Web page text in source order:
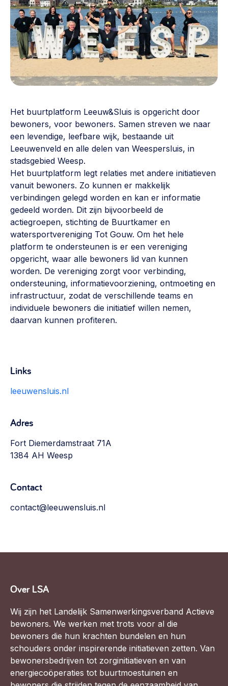
Vrijwilligers en medewerkers
Werving, contracten en vergoedingen, betaalde krachten
>
Eigen gebouw
Huren of kopen, maatschappelijk vastgoed,
ontmoetingsplekken >
Bewonersbedrijf starten, ondernemingsplan maken >
Buurtbewoners verbinden
Community building en ABCD, welkomstcultuur >
Zorgzame gemeenschappen
Betrokken buurten, contact stimuleren, netwerken
uitbreiden >
Wijkaanpak
Werken aan de wijk, ABCD, WijkWijzer >
Weerbare gemeenschappen
Voorbereiden op crisis, noodsteunpunten,
ontmoetingsplekken >
Buurtenergie
Energiecollectieven, buurt vergroenen, SDG >
Lobbyen, invloed uitoefenen, maatschappelijke impact >
Omgevingswet en gebiedsontwikkeling
gebiedsontwikkeling>
Opinie
Bijeenkomsten
Team
Lid worden
030 231 7511
info@lsabewoners.nl
Het buurtplatform Leeuw&Sluis is opgericht door
bewoners, voor bewoners. Samen streven we naar
een levendige, leefbare wijk, bestaande uit
Leeuwenveld en alle delen van Weespersluis, in
stadsgebied Weesp.
Het buurtplatform legt relaties met andere initiatieven
vanuit bewoners. Zo kunnen er makkelijk
verbindingen gelegd worden en kan er informatie
gedeeld worden. Dit zijn bijvoorbeeld de
actiegroepen, stichting de Buurtkamer en
watersportvereniging Tot Gouw. Om het hele
platform te ondersteunen is er een vereniging
opgericht, waar alle bewoners lid van kunnen
worden. De vereniging zorgt voor verbinding,
ondersteuning, informatievoorziening, ontmoeting en
infrastructuur, zodat de verschillende teams en
individuele bewoners die initiatief willen nemen,
daarvan kunnen profiteren.
Links
leeuwensluis.nl
Adres
Fort Diemerdamstraat 71A
1384 AH Weesp
Contact
contact@leeuwensluis.nl
Over LSA
Wij zijn het Landelijk Samenwerkingsverband Actieve
bewoners. We werken met trots voor al die
bewoners die hun krachten bundelen en hun
schouders onder inspirerende initiatieven zetten. Van
bewonersbedrijven tot zorginitiatieven en van
energiecoöperaties tot buurtmoestuinen en